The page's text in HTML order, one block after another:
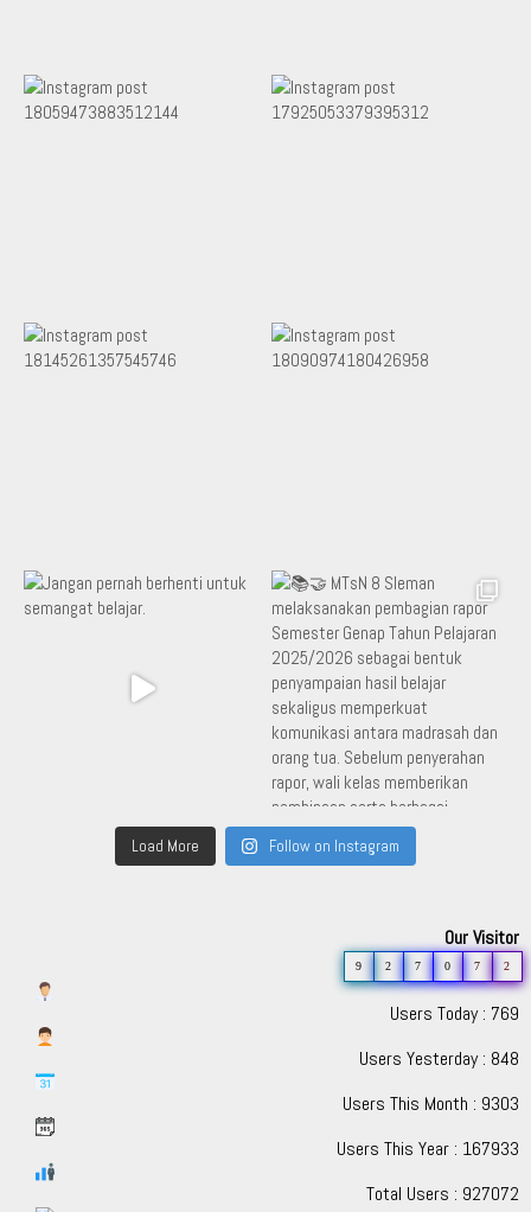
Load More Follow on Instagram
Our Visitor
9 2 7 0 7 2
Users Today : 769
Users Yesterday : 848
Users This Month : 9303
Users This Year : 167933
Total Users : 927072